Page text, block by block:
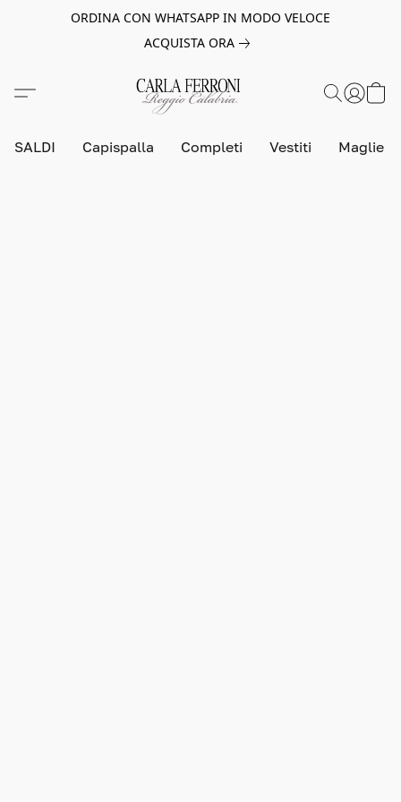
ORDINA CON WHATSAPP IN MODO VELOCE
ACQUISTA ORA
SALDI Capispalla Completi Vestiti Maglie e